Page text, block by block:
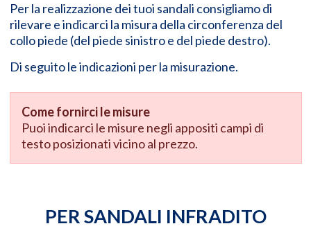
Per la realizzazione dei tuoi sandali consigliamo di
rilevare e indicarci la misura della circonferenza del
collo piede (del piede sinistro e del piede destro).
Di seguito le indicazioni per la misurazione.
Come fornirci le misure
Puoi indicarci le misure negli appositi campi di
testo posizionati vicino al prezzo.
PER SANDALI INFRADITO